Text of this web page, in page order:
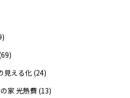
見える化(24)
家 光熱費 (13)